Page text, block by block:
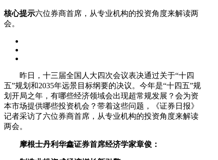
核心提示六位券商首席，从专业机构的投资角度来解读两
会。
昨日，十三届全国人大四次会议表决通过关于“十四
五”规划和2035年远景目标纲要的决议。今年是“十四五”规
划开局之年，有哪些经济领域会出现超常规发展？会为资
本市场提供哪些投资机会？带着这些问题，《证券日报》
记者采访了六位券商首席，从专业机构的投资角度来解读
两会。
摩根士丹利华鑫证券首席经济学家章俊：